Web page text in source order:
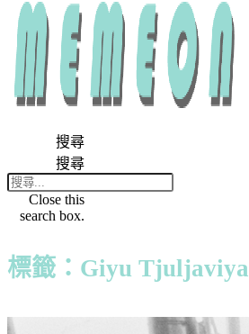
搜尋
搜尋
Close this
search box.
標籤：Giyu Tjuljaviya